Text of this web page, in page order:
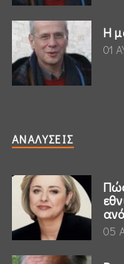
Η
01
ΑΝΑΛΎΣΕΙΣ
05